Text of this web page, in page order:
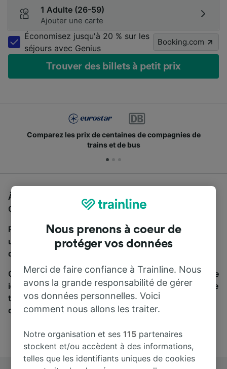
1 Adulte (26-59)
Ajouter une carte
Économisez jusqu'à 20 % sur les
séjours avec Genius
Booking.com
Trouver des billets à petit prix
Comparez les prix de centaines de compagnies de
trains et de bus
À la recherche d'un bus de Göteborg Central à Lund
Central, vous êtes au bon endroit.
Pour trouver des billets de bus, lancez simplement
une recherche ci-dessus. Nous comparons les temps
de trajets et les prix des voyages, en train et en bus.
Qu’importe votre destination, votre voyage commence
ici. Nous collaborons avec plus de 170 compagnies de
train et de bus. Consultez et achetez vos billets sur
cette page.
Nous prenons à coeur de
protéger vos données
Merci de faire confiance à Trainline. Nous
avons la grande responsabilité de gérer
vos données personnelles. Voici
comment nous allons les traiter.
Notre organisation et ses115 partenaires
stockent et/ou accèdent à des informations,
telles que les identifiants uniques de cookies